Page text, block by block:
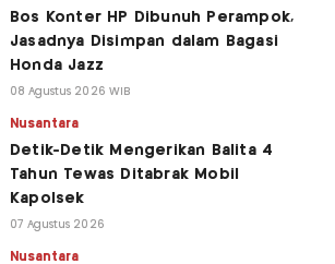
Bos Konter HP Dibunuh Perampok,
Jasadnya Disimpan dalam Bagasi
Honda Jazz
08 Agustus 2026 WIB
Nusantara
Detik-Detik Mengerikan Balita 4
Tahun Tewas Ditabrak Mobil
Kapolsek
07 Agustus 2026
Nusantara